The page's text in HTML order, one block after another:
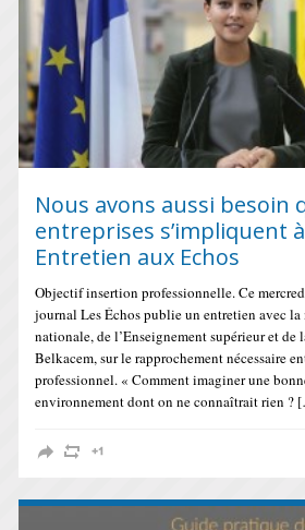
Nous avons aussi besoin
entreprises s’impliquent à
Entretien aux Echos
Objectif insertion professionnelle. Ce
journal Les Échos publie un entretien avec
nationale, de l’Enseignement supérieur et de
Belkacem, sur le rapprochement nécessaire
professionnel. « Comment imaginer une
environnement dont on ne connaîtrait rien ?